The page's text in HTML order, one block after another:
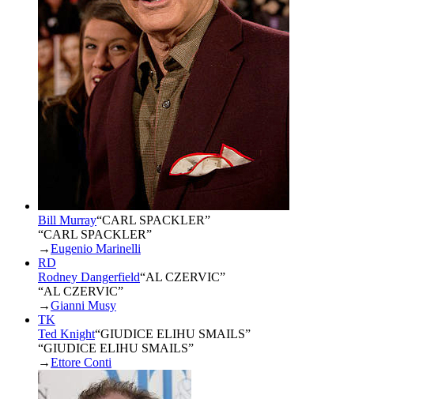
Bill Murray“CARL SPACKLER”
“CARL SPACKLER”
→Eugenio Marinelli
RD
Rodney Dangerfield“AL CZERVIC”
“AL CZERVIC”
→Gianni Musy
TK
Ted Knight“GIUDICE ELIHU SMAILS”
“GIUDICE ELIHU SMAILS”
→Ettore Conti